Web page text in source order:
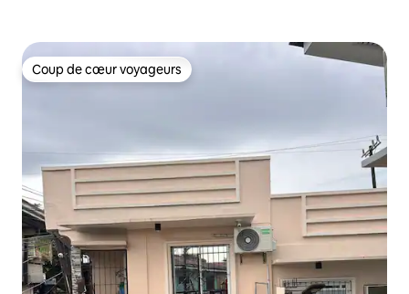
Coup de cœur voyageurs
Coup de cœur voyageurs